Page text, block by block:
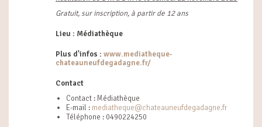
Gratuit, sur inscription, à partir de 12 ans
Lieu : Médiathèque
Plus d'infos : www.mediatheque-
chateauneufdegadagne.fr/
Contact
Contact : Médiathèque
E-mail : mediatheque@chateauneufdegadagne.fr
Téléphone : 0490224250